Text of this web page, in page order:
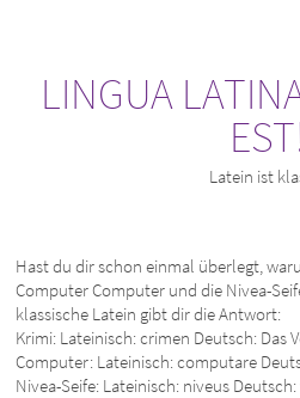
LINGUA
Latein ist
Hast du dir schon einmal überlegt,
Computer Computer und die Nivea-
klassische Latein gibt dir die Antwort:
Krimi: Lateinisch: crimen Deutsch: Das
Computer: Lateinisch: computare
Nivea-Seife: Lateinisch: niveus